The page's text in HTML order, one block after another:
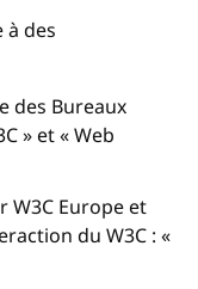
à des
des Bureaux
» et « Web
W3C Europe et
du W3C : «